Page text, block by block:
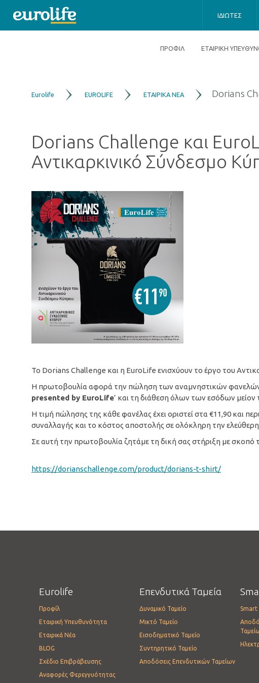
ΙΔΙΩΤΕΣ
ΠΡΟΦΙΛ ΕΤΑΙΡΙΚΗ
Eurolife EUROLIFE ΕΤΑΙΡΙΚΑ ΝΕΑ Dorians
Dorians Challenge και
Αντικαρκινικό Σύνδεσμο
To Dorians Challenge και η EuroLife ενισχύουν το έργο του
Η πρωτοβουλία αφορά την πώληση των αναμνηστικών
presented by EuroLife’ και τη διάθεση όλων των εσόδων
Η τιμή πώλησης της κάθε φανέλας έχει οριστεί στα €11,90 και
συναλλαγής και το κόστος αποστολής σε ολόκληρη την
Σε αυτή την πρωτοβουλία ζητάμε τη δική σας στήριξη με σκοπό
https://dorianschallenge.com/product/dorians-t-shirt/
Eurolife
Προφίλ
Εταιρική Υπευθυνότητα
Εταιρικά Νέα
BLOG
Σχέδιο Επιβράβευσης
Αναφορές Φερεγγυότητας
Επενδυτικά Ταμεία
Δυναμικό Ταμείο
Μικτό Ταμείο
Εισοδηματικό Ταμείο
Συντηρητικό Ταμείο
Αποδόσεις Επενδυτικών Ταμείων
Smart